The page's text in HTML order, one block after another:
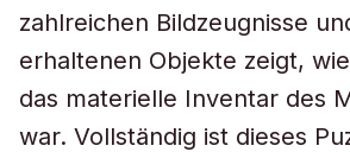
zahlreichen Bildzeugnisse
erhaltenen Objekte zeigt,
das materielle Inventar des
war. Vollständig ist dieses